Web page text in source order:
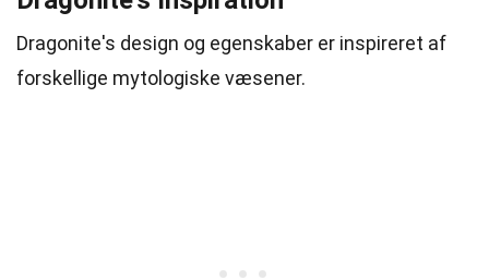
Dragonite's design og egenskaber er inspireret af
forskellige mytologiske væsener.